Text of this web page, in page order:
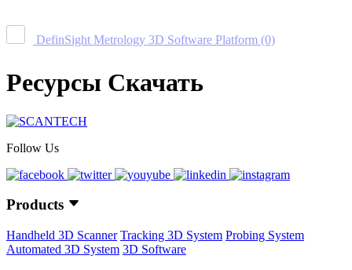
DefinSight Metrology 3D Software Platform (0)
Ресурсы Скачать
Follow Us
Products
Handheld 3D Scanner Tracking 3D System Probing System
Automated 3D System 3D Software